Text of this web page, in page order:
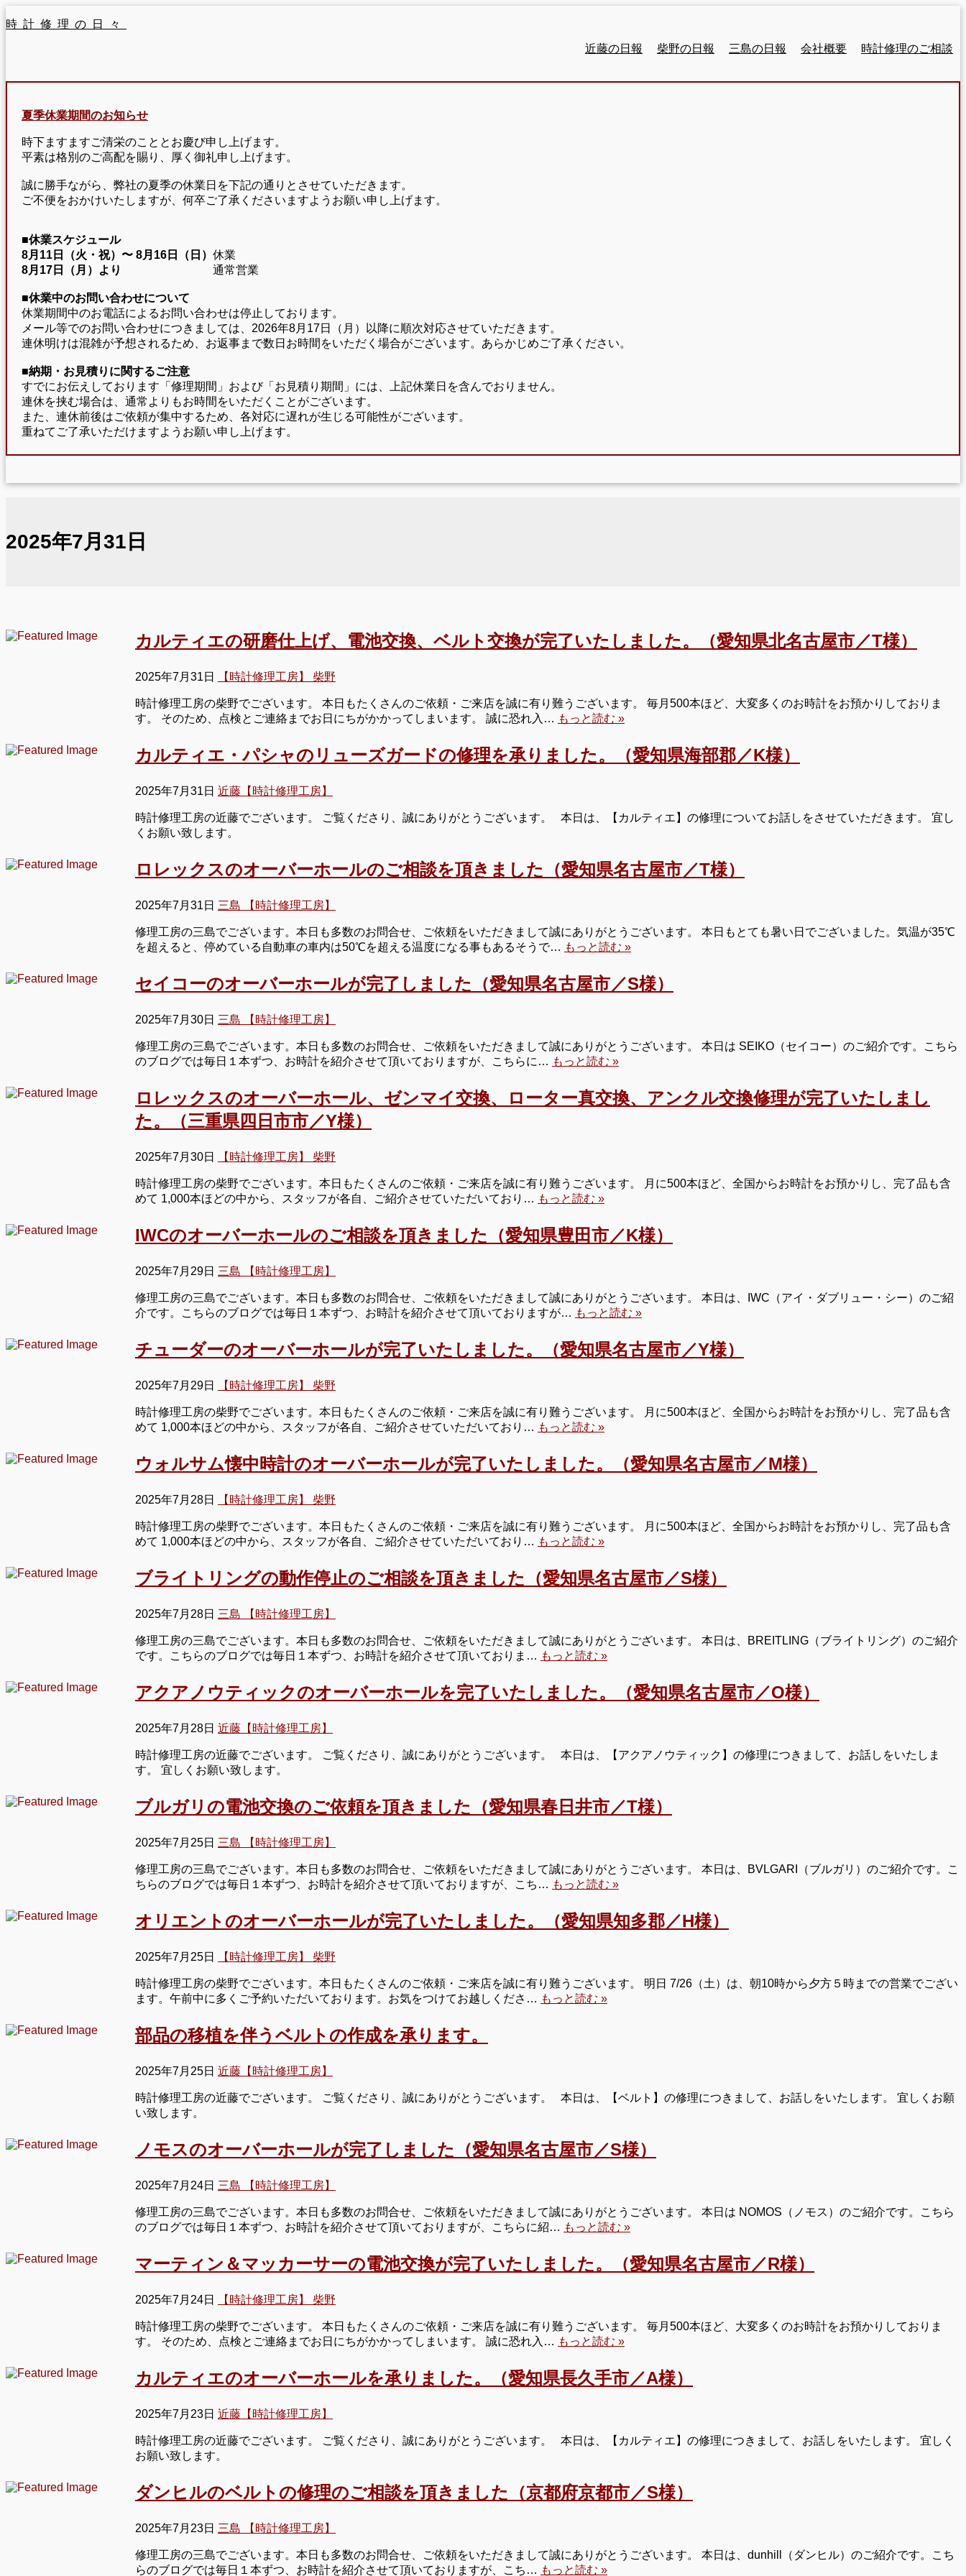
時計修理の日々
近藤の日報
柴野の日報 三島の日報 会社概要 時計修理のご相談
夏季休業期間のお知らせ
時下ますますご清栄のこととお慶び申し上げます。
平素は格別のご高配を賜り、厚く御礼申し上げます。
誠に勝手ながら、弊社の夏季の休業日を下記の通りとさせていただきます。
ご不便をおかけいたしますが、何卒ご了承くださいますようお願い申し上げます。
■休業スケジュール
8月11日（火・祝）〜 8月16日（日） 休業
8月17日（月）より
通常営業
■休業中のお問い合わせについて
休業期間中のお電話によるお問い合わせは停止しております。
メール等でのお問い合わせにつきましては、2026年8月17日（月）以降に順次対応させていただきます。
連休明けは混雑が予想されるため、お返事まで数日お時間をいただく場合がございます。あらかじめご了承ください。
■納期・お見積りに関するご注意
すでにお伝えしております「修理期間」および「お見積り期間」には、上記休業日を含んでおりません。
連休を挟む場合は、通常よりもお時間をいただくことがございます。
また、連休前後はご依頼が集中するため、各対応に遅れが生じる可能性がございます。
重ねてご了承いただけますようお願い申し上げます。
2025年7月31日
カルティエの研磨仕上げ、電池交換、ベルト交換が完了いたしました。（愛知県北名古屋市／T様）
2025年7月31日 【時計修理工房】 柴野
時計修理工房の柴野でございます。 本日もたくさんのご依頼・ご来店を誠に有り難うございます。 毎月500本ほど、大変多くのお時計をお預かりしておりま
す。 そのため、点検とご連絡までお日にちがかかってしまいます。 誠に恐れ入… もっと読む »
カルティエ・パシャのリューズガードの修理を承りました。（愛知県海部郡／K様）
2025年7月31日 近藤【時計修理工房】
時計修理工房の近藤でございます。 ご覧くださり、誠にありがとうございます。 本日は、【カルティエ】の修理についてお話しをさせていただきます。 宜し
くお願い致します。
ロレックスのオーバーホールのご相談を頂きました（愛知県名古屋市／T様）
2025年7月31日 三島 【時計修理工房】
修理工房の三島でございます。本日も多数のお問合せ、ご依頼をいただきまして誠にありがとうございます。 本日もとても暑い日でございました。気温が35℃
を超えると、停めている自動車の車内は50℃を超える温度になる事もあるそうで… もっと読む »
セイコーのオーバーホールが完了しました（愛知県名古屋市／S様）
2025年7月30日 三島 【時計修理工房】
修理工房の三島でございます。本日も多数のお問合せ、ご依頼をいただきまして誠にありがとうございます。 本日は SEIKO（セイコー）のご紹介です。こちら
のブログでは毎日１本ずつ、お時計を紹介させて頂いておりますが、こちらに… もっと読む »
ロレックスのオーバーホール、ゼンマイ交換、ローター真交換、アンクル交換修理が完了いたしまし
た。（三重県四日市市／Y様）
2025年7月30日 【時計修理工房】 柴野
時計修理工房の柴野でございます。本日もたくさんのご依頼・ご来店を誠に有り難うございます。 月に500本ほど、全国からお時計をお預かりし、完了品も含
めて 1,000本ほどの中から、スタッフが各自、ご紹介させていただいており… もっと読む »
IWCのオーバーホールのご相談を頂きました（愛知県豊田市／K様）
2025年7月29日 三島 【時計修理工房】
修理工房の三島でございます。本日も多数のお問合せ、ご依頼をいただきまして誠にありがとうございます。 本日は、IWC（アイ・ダブリュー・シー）のご紹
介です。こちらのブログでは毎日１本ずつ、お時計を紹介させて頂いておりますが… もっと読む »
チューダーのオーバーホールが完了いたしました。（愛知県名古屋市／Y様）
2025年7月29日 【時計修理工房】 柴野
時計修理工房の柴野でございます。本日もたくさんのご依頼・ご来店を誠に有り難うございます。 月に500本ほど、全国からお時計をお預かりし、完了品も含
めて 1,000本ほどの中から、スタッフが各自、ご紹介させていただいており… もっと読む »
ウォルサム懐中時計のオーバーホールが完了いたしました。（愛知県名古屋市／M様）
2025年7月28日 【時計修理工房】 柴野
時計修理工房の柴野でございます。本日もたくさんのご依頼・ご来店を誠に有り難うございます。 月に500本ほど、全国からお時計をお預かりし、完了品も含
めて 1,000本ほどの中から、スタッフが各自、ご紹介させていただいており… もっと読む »
ブライトリングの動作停止のご相談を頂きました（愛知県名古屋市／S様）
2025年7月28日 三島 【時計修理工房】
修理工房の三島でございます。本日も多数のお問合せ、ご依頼をいただきまして誠にありがとうございます。 本日は、BREITLING（ブライトリング）のご紹介
です。こちらのブログでは毎日１本ずつ、お時計を紹介させて頂いておりま… もっと読む »
アクアノウティックのオーバーホールを完了いたしました。（愛知県名古屋市／O様）
2025年7月28日 近藤【時計修理工房】
時計修理工房の近藤でございます。 ご覧くださり、誠にありがとうございます。 本日は、【アクアノウティック】の修理につきまして、お話しをいたしま
す。 宜しくお願い致します。
ブルガリの電池交換のご依頼を頂きました（愛知県春日井市／T様）
2025年7月25日 三島 【時計修理工房】
修理工房の三島でございます。本日も多数のお問合せ、ご依頼をいただきまして誠にありがとうございます。 本日は、BVLGARI（ブルガリ）のご紹介です。こ
ちらのブログでは毎日１本ずつ、お時計を紹介させて頂いておりますが、こち… もっと読む »
オリエントのオーバーホールが完了いたしました。（愛知県知多郡／H様）
2025年7月25日 【時計修理工房】 柴野
時計修理工房の柴野でございます。本日もたくさんのご依頼・ご来店を誠に有り難うございます。 明日 7/26（土）は、朝10時から夕方５時までの営業でござい
ます。午前中に多くご予約いただいております。お気をつけてお越しくださ… もっと読む »
部品の移植を伴うベルトの作成を承ります。
2025年7月25日 近藤【時計修理工房】
時計修理工房の近藤でございます。 ご覧くださり、誠にありがとうございます。 本日は、【ベルト】の修理につきまして、お話しをいたします。 宜しくお願
い致します。
ノモスのオーバーホールが完了しました（愛知県名古屋市／S様）
2025年7月24日 三島 【時計修理工房】
修理工房の三島でございます。本日も多数のお問合せ、ご依頼をいただきまして誠にありがとうございます。 本日は NOMOS（ノモス）のご紹介です。こちら
のブログでは毎日１本ずつ、お時計を紹介させて頂いておりますが、こちらに紹… もっと読む »
マーティン＆マッカーサーの電池交換が完了いたしました。（愛知県名古屋市／R様）
2025年7月24日 【時計修理工房】 柴野
時計修理工房の柴野でございます。 本日もたくさんのご依頼・ご来店を誠に有り難うございます。 毎月500本ほど、大変多くのお時計をお預かりしておりま
す。 そのため、点検とご連絡までお日にちがかかってしまいます。 誠に恐れ入… もっと読む »
カルティエのオーバーホールを承りました。（愛知県長久手市／A様）
2025年7月23日 近藤【時計修理工房】
時計修理工房の近藤でございます。 ご覧くださり、誠にありがとうございます。 本日は、【カルティエ】の修理につきまして、お話しをいたします。 宜しく
お願い致します。
ダンヒルのベルトの修理のご相談を頂きました（京都府京都市／S様）
2025年7月23日 三島 【時計修理工房】
修理工房の三島でございます。本日も多数のお問合せ、ご依頼をいただきまして誠にありがとうございます。 本日は、dunhill（ダンヒル）のご紹介です。こち
らのブログでは毎日１本ずつ、お時計を紹介させて頂いておりますが、こち… もっと読む »